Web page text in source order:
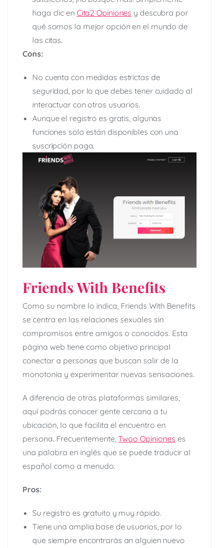
haga clic en Cita2 Opiniones y descubra por
qué somos la mejor opción en el mundo de
las citas.
Cons:
No cuenta con medidas estrictas de
seguridad, por lo que debes tener cuidado al
interactuar con otros usuarios.
Aunque el registro es gratis, algunas
funciones solo están disponibles con una
suscripción paga.
Friends With Benefits
Como su nombre lo indica, Friends With Benefits
se centra en las relaciones sexuales sin
compromisos entre amigos o conocidos. Esta
página web tiene como objetivo principal
conectar a personas que buscan salir de la
monotonía y experimentar nuevas sensaciones.
A diferencia de otras plataformas similares,
aquí podrás conocer gente cercana a tu
ubicación, lo que facilita el encuentro en
persona. Frecuentemente, Twoo Opiniones es
una palabra en inglés que se puede traducir al
español como a menudo.
Pros:
Su registro es gratuito y muy rápido.
Tiene una amplia base de usuarios, por lo
que siempre encontrarás an alguien nuevo